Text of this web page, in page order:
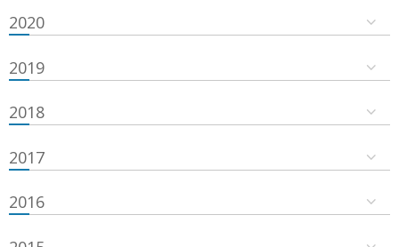
2020
2019
2018
2017
2016